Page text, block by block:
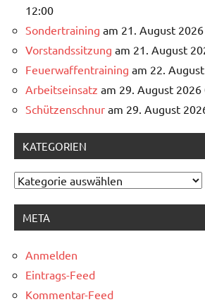
12:00
Sondertraining am 21. August
Vorstandssitzung am 21. August
Feuerwaffentraining am 22.
Arbeitseinsatz am 29. August 2026
Schützenschnur am 29. August
KATEGORIEN
Kategorien
META
Anmelden
Eintrags-Feed
Kommentar-Feed